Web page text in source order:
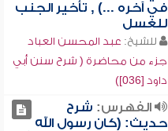
في آخره ...) , تأخير الجنب
للغسل
للشيخ: عبد المحسن العباد
جزء من محاضرة ( شرح سنن أبي
داود [036])
الفهرس: شرح
حديث: (كان رسول الله